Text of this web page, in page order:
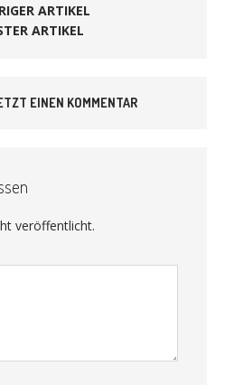
ARTIKEL
ARTIKEL
EINEN KOMMENTAR
veröffentlicht.